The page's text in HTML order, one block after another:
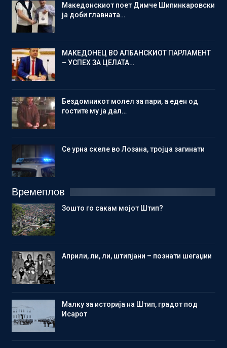
Македонскиот поет Димче Шипинкаровски
ја доби главната…
МАКЕДОНЕЦ ВО АЛБАНСКИОТ ПАРЛАМЕНТ
– УСПЕХ ЗА ЦЕЛАТА…
Бездомникот молел за пари, а еден од
гостите му ја дал…
Се урна скеле во Лозана, тројца загинати
Времеплов
Зошто го сакам мојот Штип?
Aприли, ли, ли, штипјани – познати шегаџии
Малку за историја на Штип, градот под
Исарот